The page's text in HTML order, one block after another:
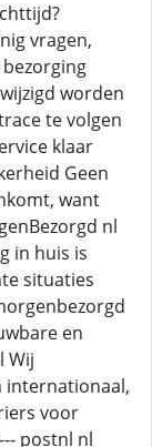
vragen,
worden
te volgen
klaar
Geen
want
nl
in huis is
situaties
en
Wij
internationaal,
voor
postnl nl